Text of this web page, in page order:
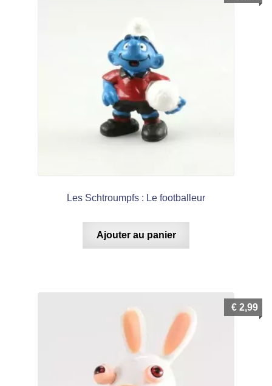
Les Schtroumpfs : Le footballeur
Ajouter au panier
€ 2,99